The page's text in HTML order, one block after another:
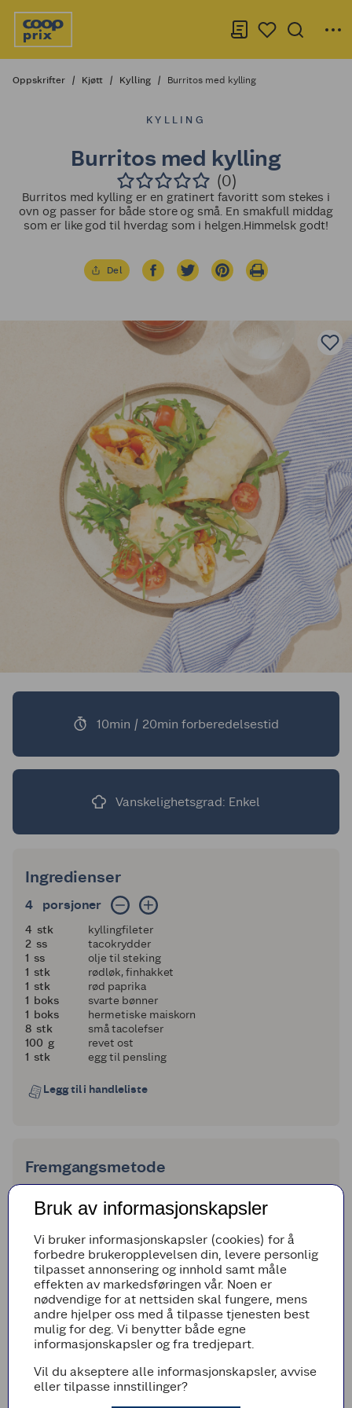
Oppskrifter Kjøtt Kylling Burritos med kylling
KYLLING
Burritos med kylling
(0)
Burritos med kylling er en gratinert favoritt som stekes i
ovn og passer for både store og små. En smakfull middag
som er like god til hverdag som i helgen.Himmelsk godt!
Del
10min / 20min forberedelsestid
Vanskelighetsgrad: Enkel
Ingredienser
4 porsjoner
4 porsjoner
4
4 stk
kyllingfileter
2
2 ss
tacokrydder
11 ss
olje til steking
11 stk
rødløk, finhakket
11 stk
rød paprika
11 boks
svarte bønner
11 boks
hermetiske maiskorn
8
8 stk
små tacolefser
100
100 g
revet ost
11 stk egg til pensling
Legg til i handleliste
Fremgangsmetode
Finstrimle kyllingfilet.
Varm olje i en stekepanne og brun
kyllingbitene til de er gyldenbrun.
Hakk løk og paprika og la kraften fra
bønnene renne av.
Tilsett løk, paprika, svarte bønner og mais i
stekepannen sammen med kyllingen og stek
til de myker. Tilsett tacokrydder og rør om.
Smør en ildfast form med resten av oljen.
Del et egg i en kopp og rør med en gaffel og
Bruk av informasjonskapsler
Vi bruker informasjonskapsler (cookies) for å
forbedre brukeropplevelsen din, levere personlig
tilpasset annonsering og innhold samt måle
effekten av markedsføringen vår. Noen er
nødvendige for at nettsiden skal fungere, mens
andre hjelper oss med å tilpasse tjenesten best
mulig for deg. Vi benytter både egne
informasjonskapsler og fra tredjepart.
Vil du akseptere alle informasjonskapsler, avvise
eller tilpasse innstillinger?